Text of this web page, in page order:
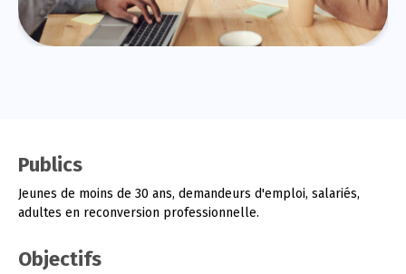
Publics
Jeunes de moins de 30 ans, demandeurs d'emploi, salariés,
adultes en reconversion professionnelle.
Objectifs